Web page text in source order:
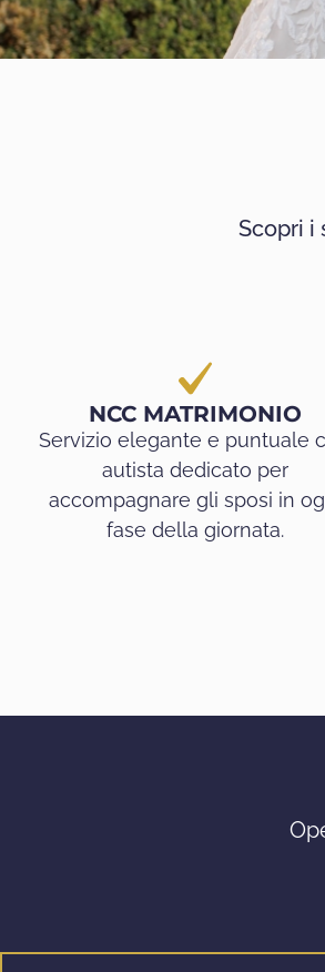
Scopri i
NCC MATRIMONIO
Servizio elegante e puntuale
autista dedicato per
accompagnare gli sposi in
fase della giornata.